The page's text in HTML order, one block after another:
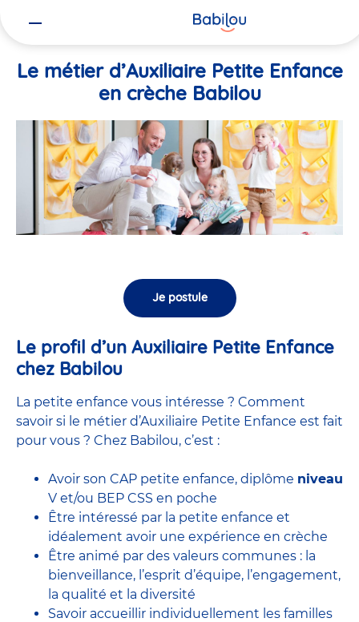
Le métier d’Auxiliaire Petite Enfance
en crèche Babilou
Je postule
Le profil d’un Auxiliaire Petite Enfance
chez Babilou
La petite enfance vous intéresse ? Comment
savoir si le métier d’Auxiliaire Petite Enfance est fait
pour vous ? Chez Babilou, c’est :
Avoir son CAP petite enfance, diplôme niveau
V et/ou BEP CSS en poche
Être intéressé par la petite enfance et
idéalement avoir une expérience en crèche
Être animé par des valeurs communes : la
bienveillance, l’esprit d’équipe, l’engagement,
la qualité et la diversité
Savoir accueillir individuellement les familles